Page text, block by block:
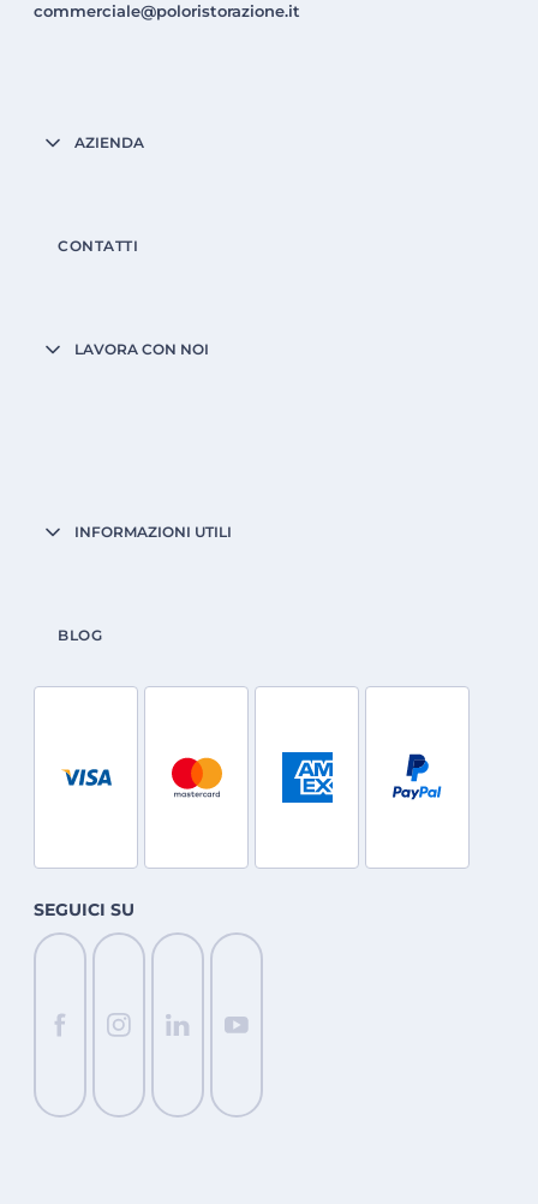
commerciale@poloristorazione.it
AZIENDA
CONTATTI
LAVORA CON NOI
INFORMAZIONI UTILI
BLOG
SEGUICI SU